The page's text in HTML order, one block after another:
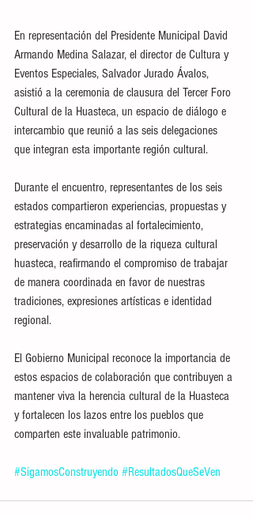
En representación del Presidente Municipal David
Armando Medina Salazar, el director de Cultura y
Eventos Especiales, Salvador Jurado Ávalos,
asistió a la ceremonia de clausura del Tercer Foro
Cultural de la Huasteca, un espacio de diálogo e
intercambio que reunió a las seis delegaciones
que integran esta importante región cultural.
Durante el encuentro, representantes de los seis
estados compartieron experiencias, propuestas y
estrategias encaminadas al fortalecimiento,
preservación y desarrollo de la riqueza cultural
huasteca, reafirmando el compromiso de trabajar
de manera coordinada en favor de nuestras
tradiciones, expresiones artísticas e identidad
regional.
El Gobierno Municipal reconoce la importancia de
estos espacios de colaboración que contribuyen a
mantener viva la herencia cultural de la Huasteca
y fortalecen los lazos entre los pueblos que
comparten este invaluable patrimonio.
#SigamosConstruyendo #ResultadosQueSeVen